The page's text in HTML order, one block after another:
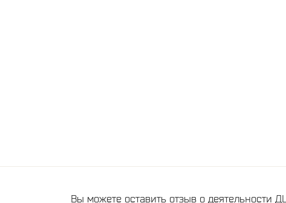
Вы можете оставить отзыв о деятельности